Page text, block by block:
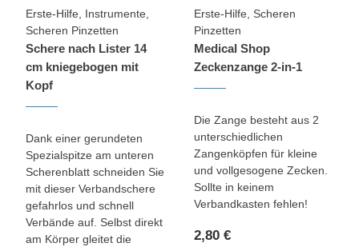
Erste-Hilfe Instrumente
Scheren Pinzetten
Schere nach Lister 14
cm kniegebogen mit
Kopf
Dank einer gerundeten
Spezialspitze am unteren
Scherenblatt schneiden Sie
mit dieser Verbandschere
gefahrlos und schnell
Verbände auf. Selbst direkt
am Körper gleitet die
Erste-Hilfe
Scheren
Pinzetten
Medical Shop
Zeckenzange 2-in-1
2,80 €
Die Zange besteht aus 2
unterschiedlichen
Zangenköpfen für kleine
und vollgesogene Zecken.
Sollte in keinem
Verbandkasten fehlen!